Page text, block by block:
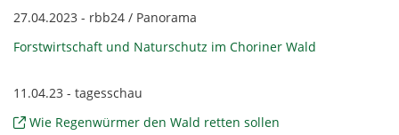
27.04.2023 - rbb24 / Panorama
Forstwirtschaft und Naturschutz im Choriner Wald
11.04.23 - tagesschau
Wie Regenwürmer den Wald retten sollen